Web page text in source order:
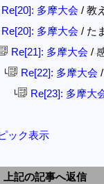
Re[20]: 多摩大会 / 教
Re[20]: 多摩大会 / た
Re[21]: 多摩大会 /
Re[22]: 多摩大会
Re[23]: 多摩大
ック表示
上記の記事へ返信